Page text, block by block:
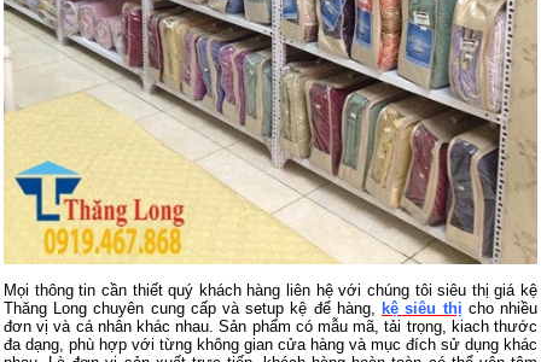
Mọi thông tin cần thiết quý khách hàng liên hệ với chúng tôi siêu thị giá kệ
Thăng Long chuyên cung cấp và setup kệ để hàng,
kệ siêu thị cho nhiều
đơn vị và cá nhân khác nhau. Sản phẩm có mẫu mã, tải trọng, kiach thước
đa dạng, phù hợp với từng không gian cửa hàng và mục đích sử dụng khác